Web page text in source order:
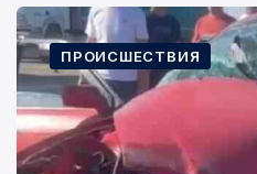
ПРОИСШЕСТВИЯ